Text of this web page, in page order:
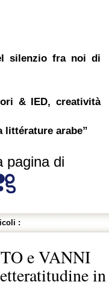
silenzio fra noi di
& IED, creatività
littérature arabe”
pagina di
:
e VANNI
in